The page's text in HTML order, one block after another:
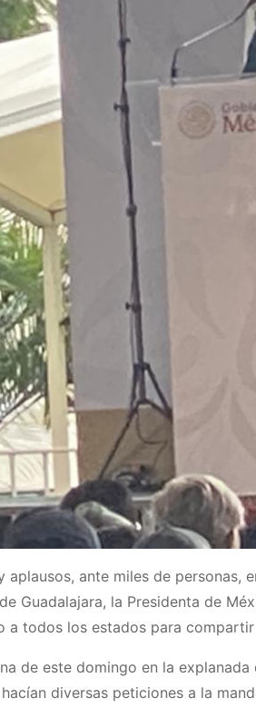
aplausos, ante miles de
Guadalajara, la Presidenta de
a todos los estados para
de este domingo en la
diversas peticiones a la